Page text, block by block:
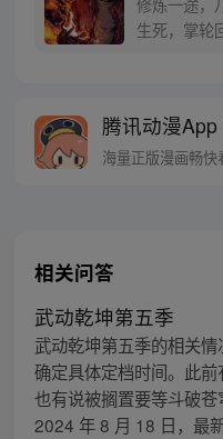
生死，掌轮
腾讯动漫App
海量正版漫画畅快
相关问答
武动乾坤第五季
武动乾坤第五季的相关
确定具体定档时间。此前
也有说被搁置要等斗破
2024 年 8 月 18 日，最